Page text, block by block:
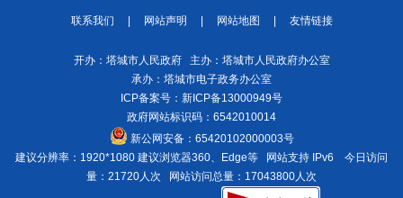
联系我们 网站声明 网站地图 友情链接
开办：塔城市人民政府 主办：塔城市人民政府办公室
承办：塔城市电子政务办公室
ICP备案号： 新ICP备13000949号
政府网站标识码：6542010014
新公网安备： 65420102000003号
建议分辨率：1920*1080 建议浏览器360、Edge等 网站支持 IPv6
今日访问
量：21720人次
网站访问总量：17043800人次